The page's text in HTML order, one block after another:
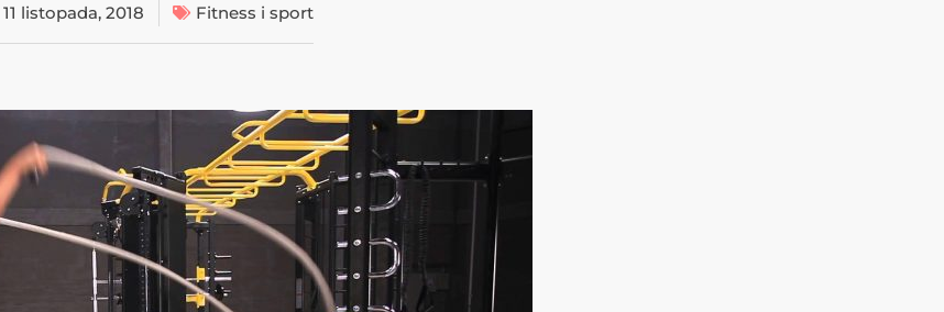
11 listopada, 2018 Fitness i sport